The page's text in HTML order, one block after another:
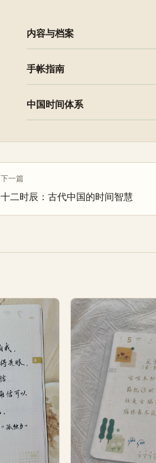
内容与档案
手帐指南
中国时间体系
下一篇
十二时辰：古代中国的时间智慧